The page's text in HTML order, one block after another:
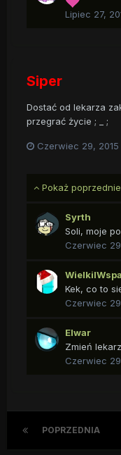
Lipiec 27,
Siper
Dostać od lekarza
przegrać życie ; _ ;
Czerwiec 29, 2015
Pokaż
Syrth
Soli, moje
Czerwiec
Kek, co to
Czerwiec
Elwar
Zmień
Czerwiec
POPRZEDNIA